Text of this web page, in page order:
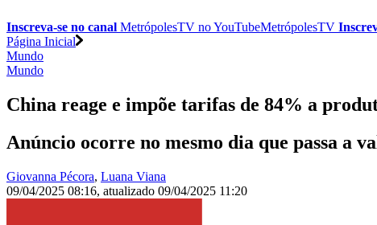
Inscreva-se no canal MetrópolesTV noYouTubeMetrópolesTV
Página Inicial
Mundo
Mundo
China reage e impõe tarifas de 84% a
Anúncio ocorre no mesmo dia que passa a
Giovanna Pécora, Luana Viana
09/04/2025 08:16, atualizado 09/04/2025 11:20